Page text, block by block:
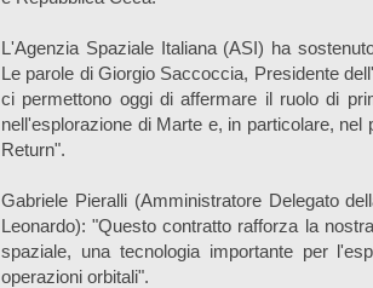
L'Agenzia Spaziale Italiana (ASI) ha
Le parole di Giorgio Saccoccia, Presidente
ci permettono oggi di affermare il ruolo di
nell'esplorazione di Marte e, in particolare,
Return".
Gabriele Pieralli (Amministratore Delegato
Leonardo): "Questo contratto rafforza la
spaziale, una tecnologia importante per
operazioni orbitali".